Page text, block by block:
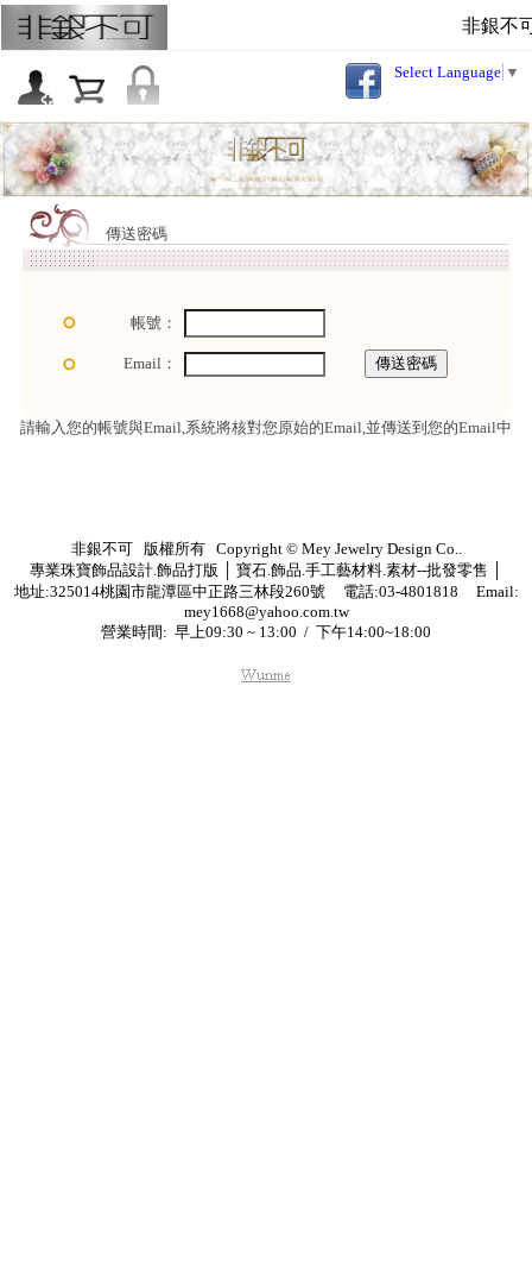
非銀不
Select Language ▼
傳送密碼
帳號：
Email：
請輸入您的帳號與Email,系統將核對您原始的Email,並傳送到您的Email中
非銀不可 版權所有 Copyright © Mey Jewelry Design Co..
專業珠寶飾品設計.飾品打版 │ 寶石.飾品.手工藝材料.素材--批發零售 │
地址:325014桃園市龍潭區中正路三林段260號 電話:03-4801818 Email:
mey1668@yahoo.com.tw
營業時間: 早上09:30 ~ 13:00 / 下午14:00~18:00